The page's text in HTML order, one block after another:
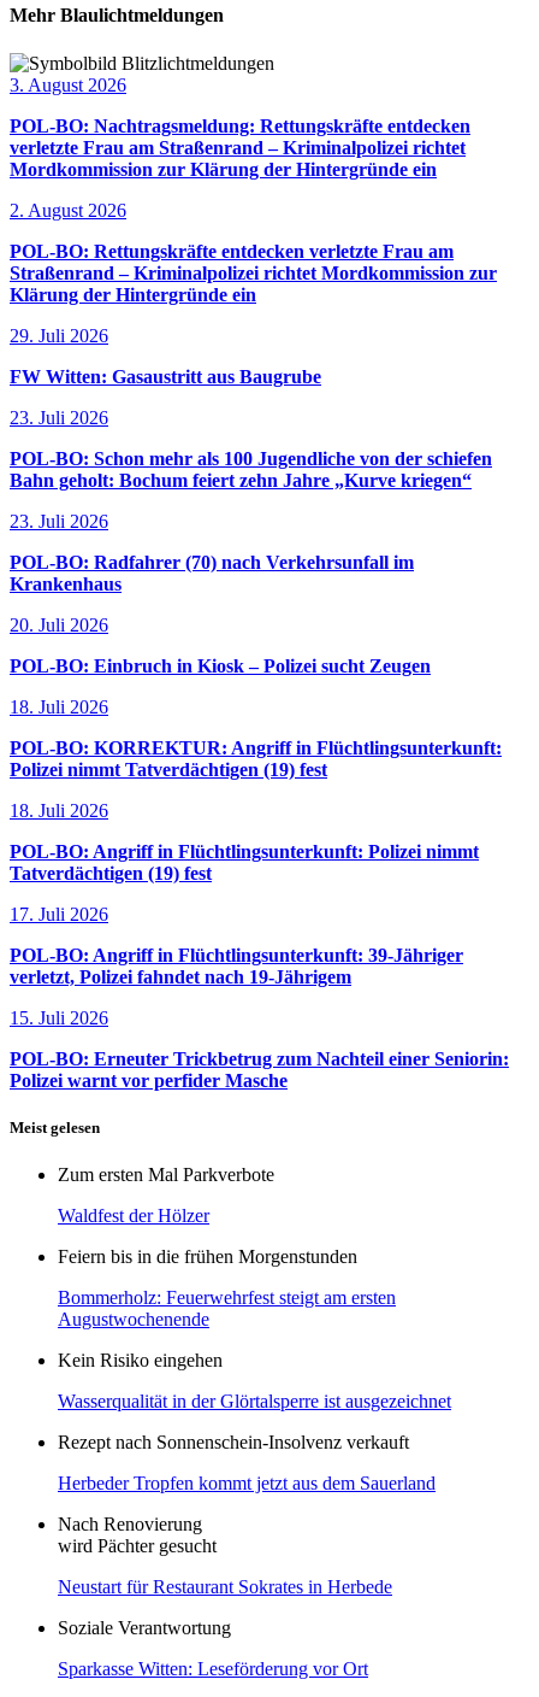
Mehr Blaulichtmeldungen
3. August 2026
POL-BO: Nachtragsmeldung: Rettungskräfte entdecken
verletzte Frau am Straßenrand – Kriminalpolizei richtet
Mordkommission zur Klärung der Hintergründe ein
2. August 2026
POL-BO: Rettungskräfte entdecken verletzte Frau am
Straßenrand – Kriminalpolizei richtet Mordkommission zur
Klärung der Hintergründe ein
29. Juli 2026
FW Witten: Gasaustritt aus Baugrube
23. Juli 2026
POL-BO: Schon mehr als 100 Jugendliche von der schiefen
Bahn geholt: Bochum feiert zehn Jahre „Kurve kriegen“
23. Juli 2026
POL-BO: Radfahrer (70) nach Verkehrsunfall im
Krankenhaus
20. Juli 2026
POL-BO: Einbruch in Kiosk – Polizei sucht Zeugen
18. Juli 2026
POL-BO: KORREKTUR: Angriff in Flüchtlingsunterkunft:
Polizei nimmt Tatverdächtigen (19) fest
18. Juli 2026
POL-BO: Angriff in Flüchtlingsunterkunft: Polizei nimmt
Tatverdächtigen (19) fest
17. Juli 2026
POL-BO: Angriff in Flüchtlingsunterkunft: 39-Jähriger
verletzt, Polizei fahndet nach 19-Jährigem
15. Juli 2026
POL-BO: Erneuter Trickbetrug zum Nachteil einer Seniorin:
Polizei warnt vor perfider Masche
Meist gelesen
Zum ersten Mal Parkverbote
Waldfest der Hölzer
Feiern bis in die frühen Morgenstunden
Bommerholz: Feuerwehrfest steigt am ersten
Augustwochenende
Kein Risiko eingehen
Wasserqualität in der Glörtalsperre ist ausgezeichnet
Rezept nach Sonnenschein-Insolvenz verkauft
Herbeder Tropfen kommt jetzt aus dem Sauerland
Nach Renovierung
wird Pächter gesucht
Neustart für Restaurant Sokrates in Herbede
Soziale Verantwortung
Sparkasse Witten: Leseförderung vor Ort